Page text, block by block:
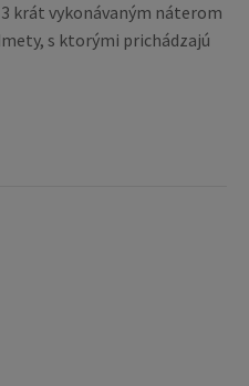
krát vykonávaným náterom
s ktorými prichádzajú